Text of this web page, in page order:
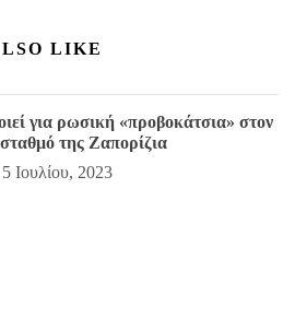
LIKE
για ρωσική «προβοκάτσια» στον
της Ζαπορίζια
Ιουλίου, 2023